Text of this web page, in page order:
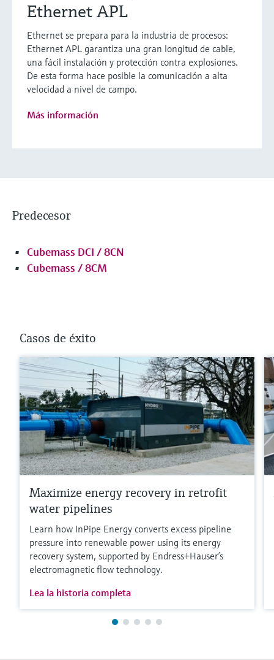
Ethernet APL
Ethernet se prepara para la industria de procesos:
Ethernet APL garantiza una gran longitud de cable,
una fácil instalación y protección contra explosiones.
De esta forma hace posible la comunicación a alta
velocidad a nivel de campo.
Más información
Predecesor
Cubemass DCI / 8CN
Cubemass / 8CM
Casos de éxito
Maximize energy recovery in retrofit
water pipelines
Learn how InPipe Energy converts excess pipeline
pressure into renewable power using its energy
recovery system, supported by Endress+Hauser’s
electromagnetic flow technology.
Lea la historia completa